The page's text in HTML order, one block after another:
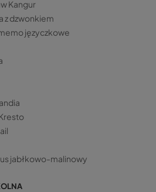
Kangur
z dzwonkiem
języczkowe
jabłkowo-malinowy